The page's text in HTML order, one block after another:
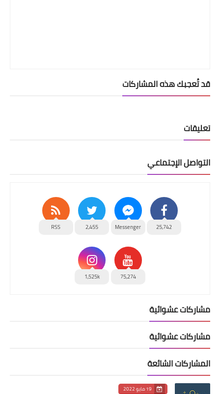
قد تُعجبك هذه المشاركات
تعليقات
التواصل الإجتماعي
25,742
Messenger
2,455
RSS
75,274
1,525k
مشاركات عشوائية
مشاركات عشوائية
المشاركات الشائعة
19 مايو 2022